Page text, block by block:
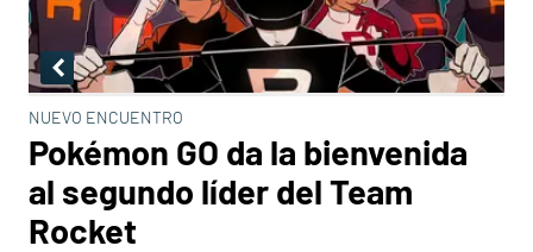
NUEVO ENCUENTRO
Pokémon GO da la bienvenida
al segundo líder del Team
Rocket